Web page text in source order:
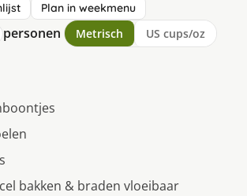
Plan in weekmenu
personen Metrisch US cups/oz
bakken & braden vloeibaar